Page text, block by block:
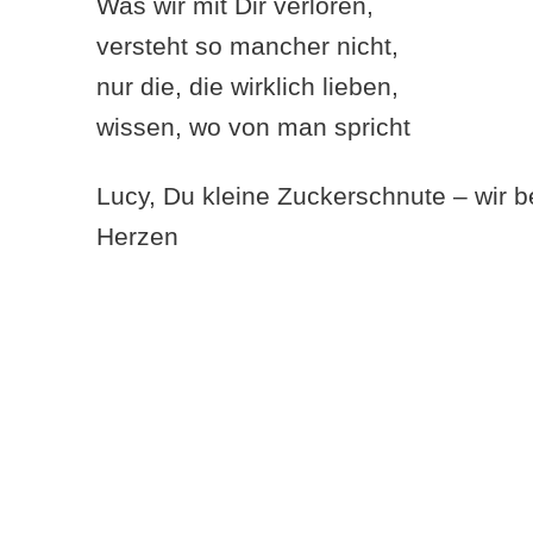
versteht so mancher nicht,
nur die, die wirklich lieben,
wissen, wo von man spricht
Lucy, Du kleine Zuckerschnute – wir
Herzen